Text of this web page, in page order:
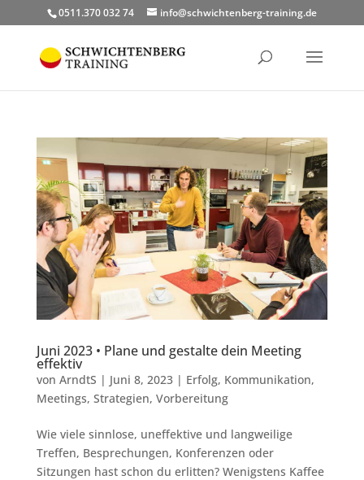
0511.370 032 74 info@schwichtenberg-training.de
Juni 2023 • Plane und gestalte dein Meeting
effektiv
von ArndtS | Juni 8, 2023| Erfolg, Kommunikation,
Meetings, Strategien, Vorbereitung
Wie viele sinnlose, uneffektive und langweilige
Treffen, Besprechungen, Konferenzen oder
Sitzungen hast schon du erlitten? Wenigstens Kaffee